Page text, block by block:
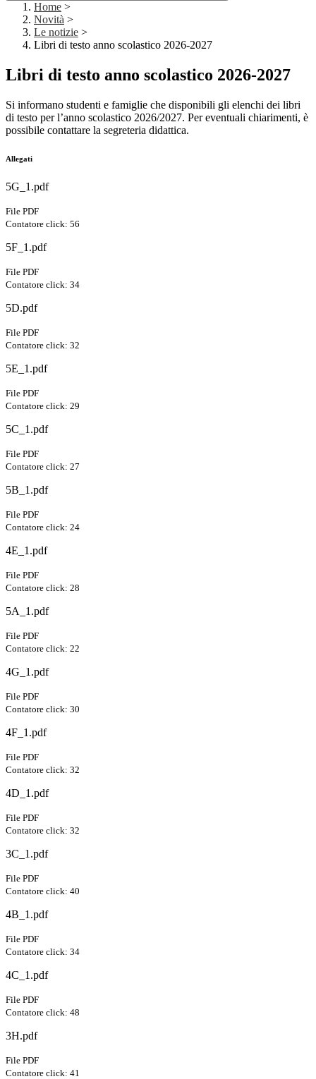
Home >
Novità >
Le notizie >
Libri di testo anno scolastico 2026-2027
Libri di testo anno scolastico 2026-2027
Si informano studenti e famiglie che disponibili gli elenchi dei libri
di testo per l’anno scolastico 2026/2027. Per eventuali chiarimenti, è
possibile contattare la segreteria didattica.
Allegati
5G_1.pdf
File PDF
Contatore click: 56
5F_1.pdf
File PDF
Contatore click: 34
5D.pdf
File PDF
Contatore click: 32
5E_1.pdf
File PDF
Contatore click: 29
5C_1.pdf
File PDF
Contatore click: 27
5B_1.pdf
File PDF
Contatore click: 24
4E_1.pdf
File PDF
Contatore click: 28
5A_1.pdf
File PDF
Contatore click: 22
4G_1.pdf
File PDF
Contatore click: 30
4F_1.pdf
File PDF
Contatore click: 32
4D_1.pdf
File PDF
Contatore click: 32
3C_1.pdf
File PDF
Contatore click: 40
4B_1.pdf
File PDF
Contatore click: 34
4C_1.pdf
File PDF
Contatore click: 48
3H.pdf
File PDF
Contatore click: 41